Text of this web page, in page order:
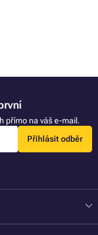
přímo na váš e-mail.
Přihlásit odběr